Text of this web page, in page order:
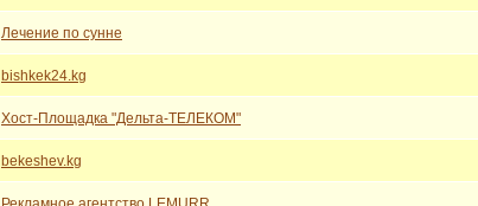
Лечение по сунне
bishkek24.kg
Хост-Площадка "Дельта-ТЕЛЕКОМ"
bekeshev.kg